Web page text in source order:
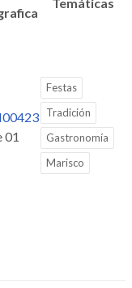
01
Festas
Tradición
Gastronomía
Marisco